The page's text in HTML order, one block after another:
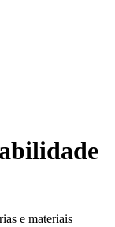
e materiais